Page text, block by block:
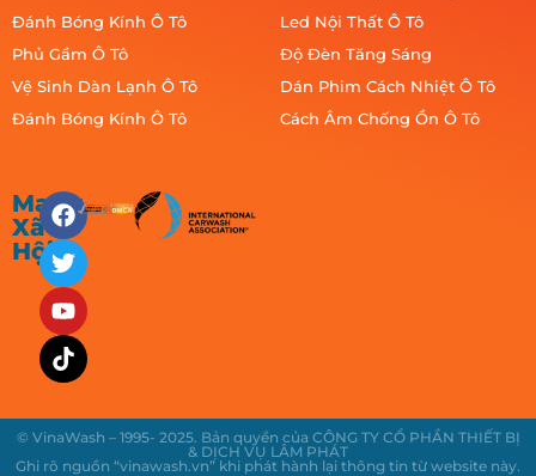
Đánh Bóng Kính Ô Tô
Phủ Gầm Ô Tô
Vệ Sinh Dàn Lạnh Ô Tô
Đánh Bóng Kính Ô Tô
Led Nội Thất Ô Tô
Độ Đèn Tăng Sáng
Dán Phim Cách Nhiệt Ô Tô
Cách Âm Chống Ồn Ô Tô
Mạng
Xã
Hội
© VinaWash – 1995- 2025. Bản quyền của CÔNG TY CỔ PHẦN THIẾT BỊ
& DỊCH VỤ LÂM PHÁT
Ghi rõ nguồn “vinawash.vn” khi phát hành lại thông tin từ website này.